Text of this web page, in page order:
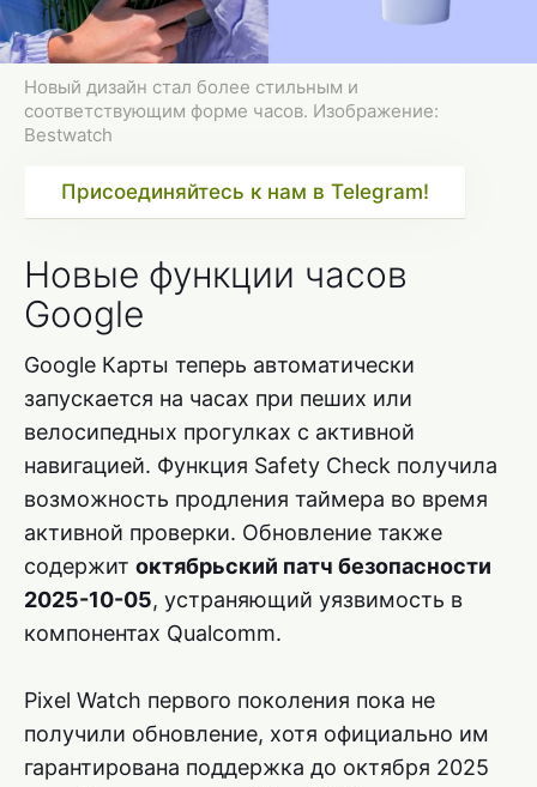
Новый дизайн стал более стильным и
соответствующим форме часов. Изображение:
Bestwatch
Присоединяйтесь к нам в Telegram!
Новые функции часов
Google
Google Карты теперь автоматически
запускается на часах при пеших или
велосипедных прогулках с активной
навигацией. Функция Safety Check получила
возможность продления таймера во время
активной проверки. Обновление также
содержит октябрьский патч безопасности
2025-10-05, устраняющий уязвимость в
компонентах Qualcomm.
Pixel Watch первого поколения пока не
получили обновление, хотя официально им
гарантирована поддержка до октября 2025